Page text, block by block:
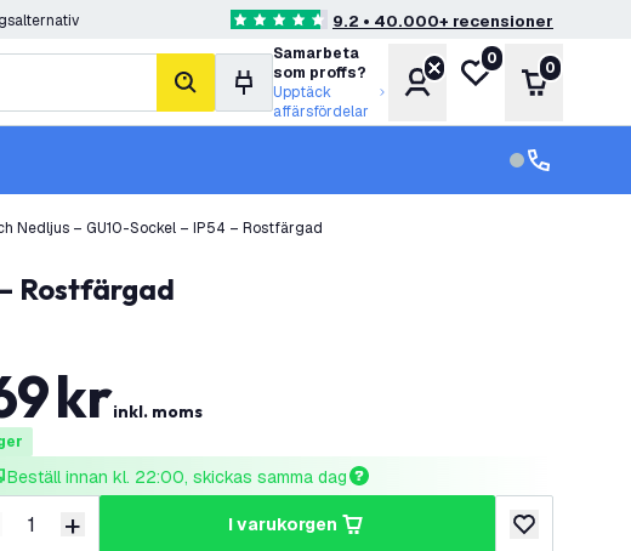
4.6 stjärnbetyg9.2 • 40.000+ recensioner
sök
Samarbeta
som proffs?
Upptäck
affärsfördelar
KontoMin önskelista
0
Varukorg
0
kundservice
kundservice
Nedljus – GU10-Sockel – IP54 – Rostfärgad
Rostfärgad
krinkl. moms
Beställ innan kl. 22:00, skickas samma dag
antalÖka antal
+ i varukorgen
lägg till i